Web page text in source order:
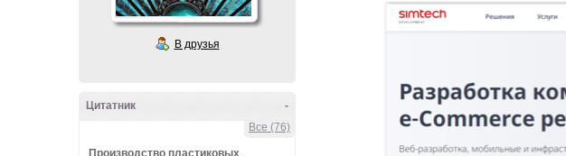
В друзья
-
Цитатник
Все (76)
Производство пластиковых